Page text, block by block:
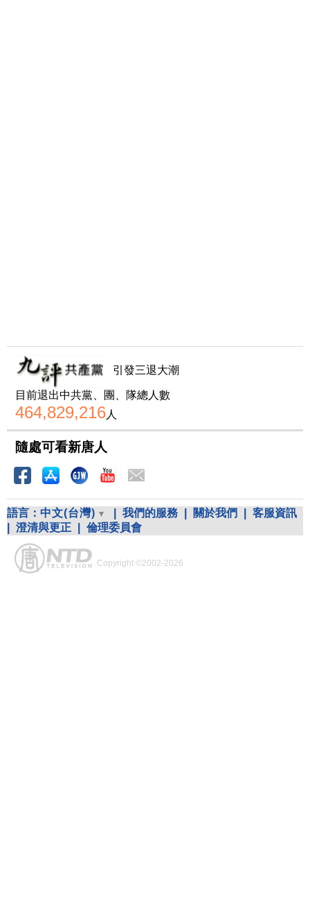
引發三退大潮
目前退出中共黨、團、隊總人數
464,829,216人
隨處可看新唐人
語言： 中文(台灣) 我們的服務 關於我們
客服資訊
澄清與更正 倫理委員會
Copyright ©2002-2026